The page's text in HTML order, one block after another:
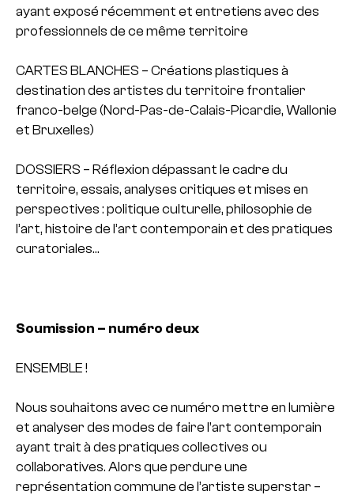
ayant exposé récemment et entretiens avec des
professionnels de ce même territoire
CARTES BLANCHES – Créations plastiques à
destination des artistes du territoire frontalier
franco-belge (Nord-Pas-de-Calais-Picardie, Wallonie
et Bruxelles)
DOSSIERS – Réflexion dépassant le cadre du
territoire, essais, analyses critiques et mises en
perspectives : politique culturelle, philosophie de
l’art, histoire de l’art contemporain et des pratiques
curatoriales…
Soumission – numéro deux
ENSEMBLE !
Nous souhaitons avec ce numéro mettre en lumière
et analyser des modes de faire l’art contemporain
ayant trait à des pratiques collectives ou
collaboratives. Alors que perdure une
représentation commune de l’artiste superstar –